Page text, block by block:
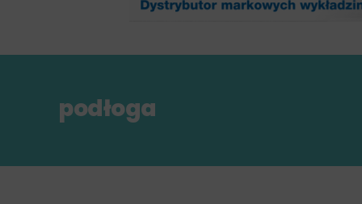
podłoga